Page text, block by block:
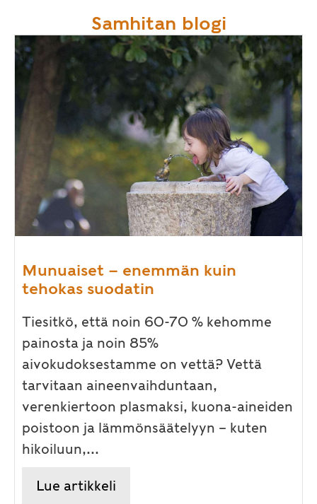
Samhitan blogi
Munuaiset – enemmän kuin
tehokas suodatin
Tiesitkö, että noin 60-70 % kehomme
painosta ja noin 85%
aivokudoksestamme on vettä? Vettä
tarvitaan aineenvaihduntaan,
verenkiertoon plasmaksi, kuona-aineiden
poistoon ja lämmönsäätelyyn – kuten
hikoiluun,...
Lue artikkeli